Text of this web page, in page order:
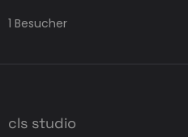
1 Besucher
cls studio